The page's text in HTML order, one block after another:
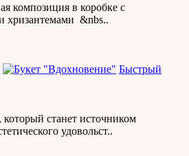
композиция в коробке с
хризантемами &nbs..
Быстрый
станет источником
удовольст..